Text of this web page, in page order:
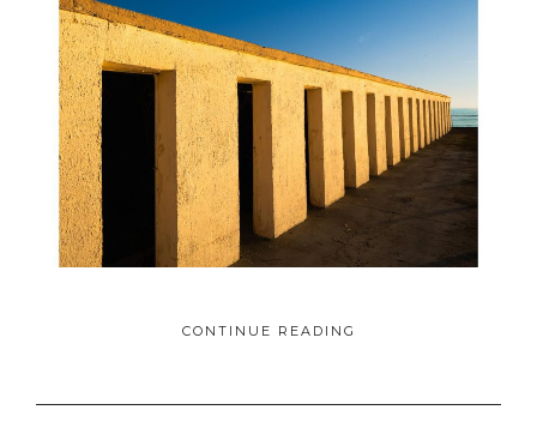
CONTINUE READING